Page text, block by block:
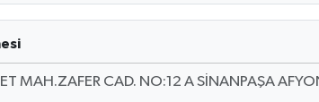
MAH.ZAFER CAD. NO:12 A SİNANPAŞA